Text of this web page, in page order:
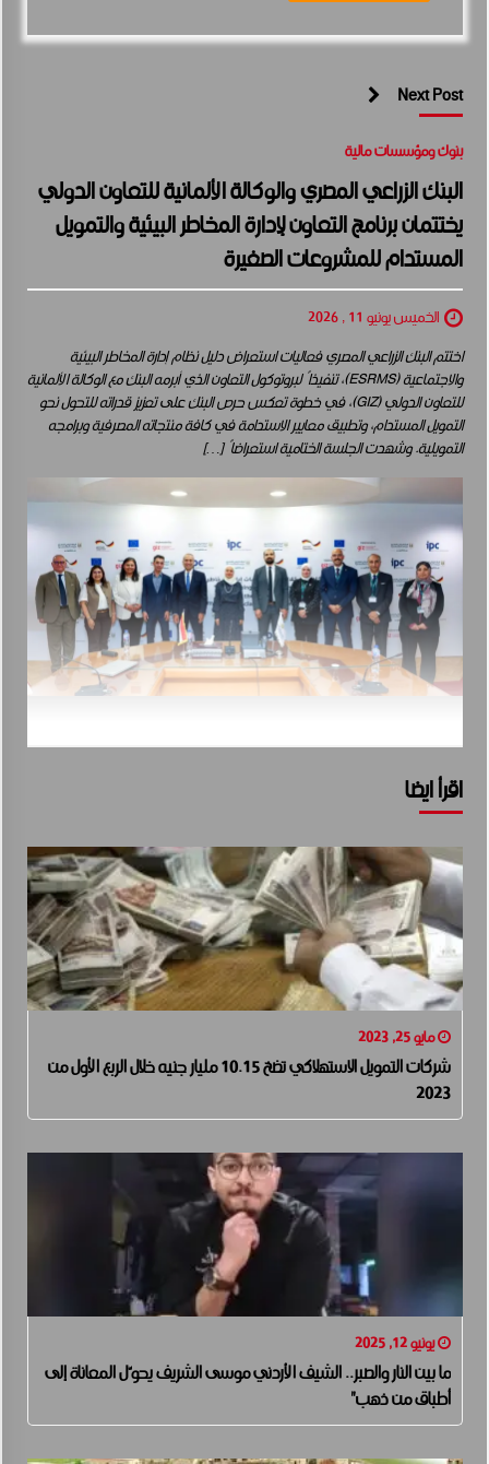
Next Post
بنوك ومؤسسات مالية
البنك الزراعي المصري والوكالة الألمانية للتعاون الدولي
يختتمان برنامج التعاون لإدارة المخاطر البيئية والتمويل
المستدام للمشروعات الصغيرة
الخميس يونيو 11 , 2026
اختتم البنك الزراعي المصري فعاليات استعراض دليل نظام إدارة المخاطر البيئية
والاجتماعية (ESRMS)، تنفيذاً لبروتوكول التعاون الذي أبرمه البنك مع الوكالة الألمانية
للتعاون الدولي (GIZ)، في خطوة تعكس حرص البنك على تعزيز قدراته للتحول نحو
التمويل المستدام، وتطبيق معايير الاستدامة في كافة منتجاته المصرفية وبرامجه
التمويلية. وشهدت الجلسة الختامية استعراضاً […]
اقرأ ايضا
مايو 25, 2023
شركات التمويل الاستهلاكي تضخ 10.15 مليار جنيه خلال الربع الأول من
2023
يونيو 12, 2025
ما بين النار والصبر.. الشيف الأردني موسى الشريف يحوّل المعاناة إلى
أطباق من ذهب”